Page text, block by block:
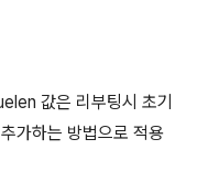
값은 리부팅시 초기
가하는 방법으로 적용